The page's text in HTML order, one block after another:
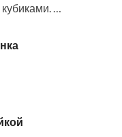
…